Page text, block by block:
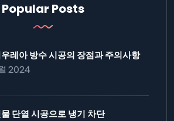
Popular Posts
레아 방수 시공의 장점과 주의사항
2024
단열 시공으로 냉기 차단